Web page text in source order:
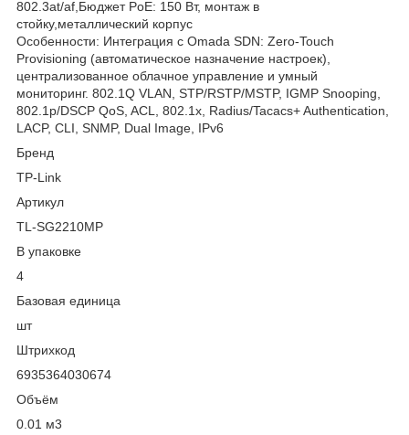
802.3at/af,Бюджет PoE: 150 Вт, монтаж в
стойку,металлический корпус
Особенности: Интеграция с Omada SDN: Zero-Touch
Provisioning (автоматическое назначение настроек),
централизованное облачное управление и умный
мониторинг. 802.1Q VLAN, STP/RSTP/MSTP, IGMP Snooping,
802.1p/DSCP QoS, ACL, 802.1x, Radius/Tacacs+ Authentication,
LACP, CLI, SNMP, Dual Image, IPv6
Бренд
TP-Link
Артикул
TL-SG2210MP
В упаковке
4
Базовая единица
шт
Штрихкод
6935364030674
Объём
0.01 м3